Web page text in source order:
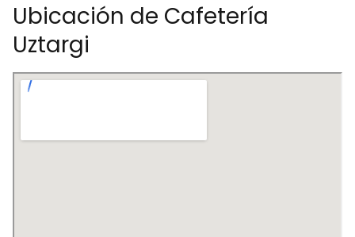
Ubicación de Cafetería
Uztargi